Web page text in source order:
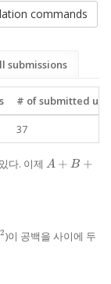
commands
submissions
# of submitted
37
다. 이제 A
A + B +
)이 공백을 사이에 두